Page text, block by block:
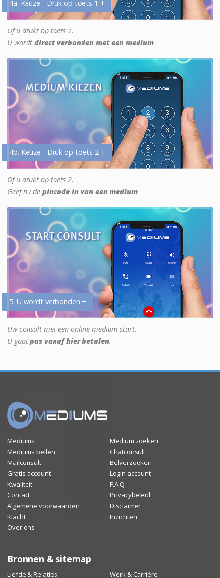
4a. Keuze - Druk op toets 1 +
Of u drukt op toets 1.
U wordt direct verbonden met een medium
4b. Keuze - Druk op toets 2 +
Of u drukt op toets 2.
Geef nu de pincode in van een medium
5. U wordt verbonden +
Uw consult met een online medium start.
U gaat pas vanaf hier betalen.
Mediums
Medium zoeken
Mediums bellen
Chatconsult
Mailconsult
Belverzoeken
Gratis account
Login account
Kwaliteit
F.A.Q
Contact
Privacybeleid
Algemene voorwaarden
Disclaimer
Klacht
Inzichten
Over ons
Bronnen & sitemap
Liefde & Relaties Werk & Carrière